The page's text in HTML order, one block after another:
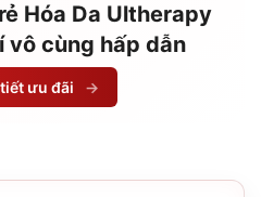
Hóa Da Ultherapy
vô cùng hấp dẫn
ưu đãi →